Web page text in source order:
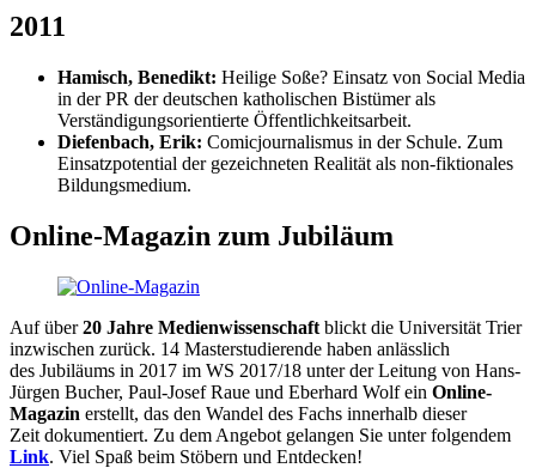
2011
Hamisch, Benedikt: Heilige Soße? Einsatz von Social Media
in der PR der deutschen katholischen Bistümer als
Verständigungsorientierte Öffentlichkeitsarbeit.
Diefenbach, Erik: Comicjournalismus in der Schule. Zum
Einsatzpotential der gezeichneten Realität als non-fiktionales
Bildungsmedium.
Online-Magazin zum Jubiläum
Auf über20 Jahre Medienwissenschaft blickt die Universität Trier
inzwischen zurück. 14 Masterstudierende haben anlässlich
des Jubiläums in 2017 im WS 2017/18 unter der Leitung von Hans-
Jürgen Bucher, Paul-Josef Raue und Eberhard Wolf ein Online-
Magazin erstellt, das den Wandel des Fachs innerhalb dieser
Zeit dokumentiert. Zu dem Angebot gelangen Sie unter folgendem
Link. Viel Spaß beim Stöbern und Entdecken!